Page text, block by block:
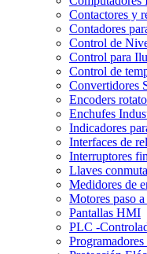
Contactores y
Contadores
Control de
Control para
Control de
Convertidores
Encoders
Enchufes
Indicadores
Interfaces de
Interruptores
Llaves
Medidores de
Motores paso a
Pantallas HMI
PLC -